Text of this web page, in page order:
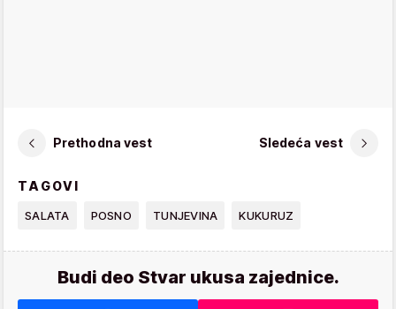
Prethodna vest Sledeća vest
TAGOVI
SALATA POSNO TUNJEVINA KUKURUZ
Budi deo Stvar ukusa zajednice.